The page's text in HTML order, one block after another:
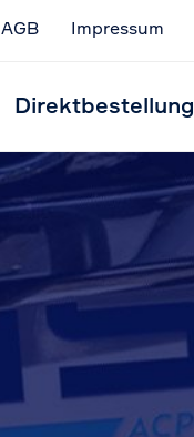
AGB Impressum
Direktbestellung